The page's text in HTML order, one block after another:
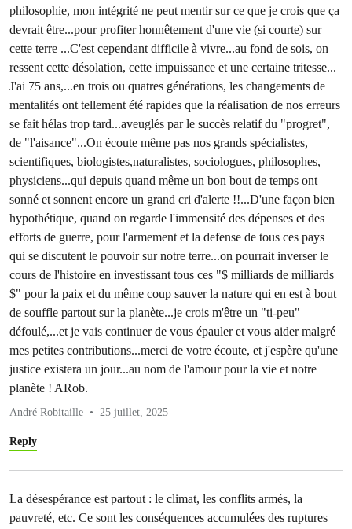
philosophie, mon intégrité ne peut mentir sur ce que je crois que ça
devrait être...pour profiter honnêtement d'une vie (si courte) sur
cette terre ...C'est cependant difficile à vivre...au fond de sois, on
ressent cette désolation, cette impuissance et une certaine tritesse...
J'ai 75 ans,...en trois ou quatres générations, les changements de
mentalités ont tellement été rapides que la réalisation de nos erreurs
se fait hélas trop tard...aveuglés par le succès relatif du "progret",
de "l'aisance"...On écoute même pas nos grands spécialistes,
scientifiques, biologistes,naturalistes, sociologues, philosophes,
physiciens...qui depuis quand même un bon bout de temps ont
sonné et sonnent encore un grand cri d'alerte !!...D'une façon bien
hypothétique, quand on regarde l'immensité des dépenses et des
efforts de guerre, pour l'armement et la defense de tous ces pays
qui se discutent le pouvoir sur notre terre...on pourrait inverser le
cours de l'histoire en investissant tous ces "$ milliards de milliards
$" pour la paix et du même coup sauver la nature qui en est à bout
de souffle partout sur la planète...je crois m'être un "ti-peu"
défoulé,...et je vais continuer de vous épauler et vous aider malgré
mes petites contributions...merci de votre écoute, et j'espère qu'une
justice existera un jour...au nom de l'amour pour la vie et notre
planète ! ARob.
André Robitaille 25 juillet, 2025
Reply
La désespérance est partout : le climat, les conflits armés, la
pauvreté, etc. Ce sont les conséquences accumulées des ruptures